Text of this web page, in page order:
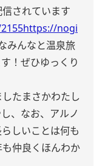
されています
https://nogi
みんなと温泉旅
！ ぜひゆっくり
たまさかわたし
、なお、アルノ
しいことは何も
仲良くほんわか